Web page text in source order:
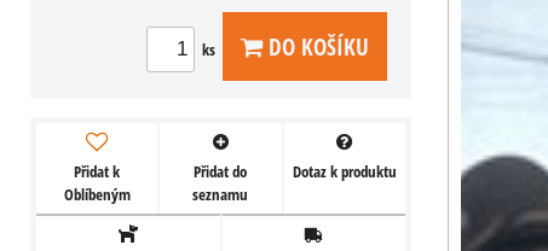
ks DO KOŠÍKU
Přidat k
Oblíbeným
Přidat do
seznamu
Dotaz k produktu